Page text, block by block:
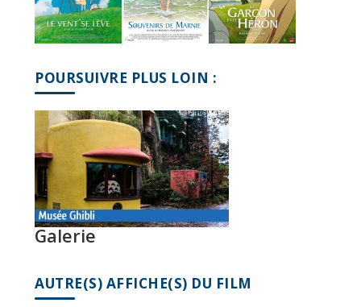
POURSUIVRE PLUS LOIN :
Galerie
AUTRE(S) AFFICHE(S) DU FILM